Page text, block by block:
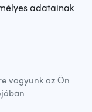
adatainak
vagyunk az Ön